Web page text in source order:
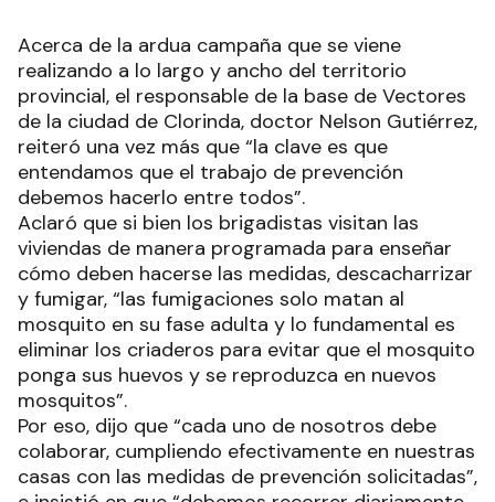
Acerca de la ardua campaña que se viene
realizando a lo largo y ancho del territorio
provincial, el responsable de la base de Vectores
de la ciudad de Clorinda, doctor Nelson Gutiérrez,
reiteró una vez más que “la clave es que
entendamos que el trabajo de prevención
debemos hacerlo entre todos”.
Aclaró que si bien los brigadistas visitan las
viviendas de manera programada para enseñar
cómo deben hacerse las medidas, descacharrizar
y fumigar, “las fumigaciones solo matan al
mosquito en su fase adulta y lo fundamental es
eliminar los criaderos para evitar que el mosquito
ponga sus huevos y se reproduzca en nuevos
mosquitos”.
Por eso, dijo que “cada uno de nosotros debe
colaborar, cumpliendo efectivamente en nuestras
casas con las medidas de prevención solicitadas”,